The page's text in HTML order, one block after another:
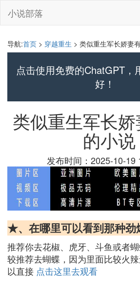
小说部落
导航:首页 > 穿越重生 > 类似重生军长娇妻
点击使用免费的ChatGPT，
好！
类似重生军长
的小说
发布时间：2025-10-19
★、在哪里可以看到那种劲
推荐你去花椒、虎牙、斗鱼或者
较推荐去蝴蝶，因为里面比较火
以直接 点击这里去观看